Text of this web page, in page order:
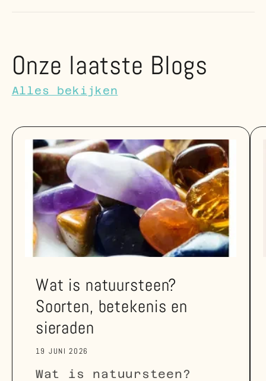
Onze laatste Blogs
Alles bekijken
Wat is natuursteen?
Soorten, betekenis en
sieraden
19 JUNI 2026
Wat is natuursteen?